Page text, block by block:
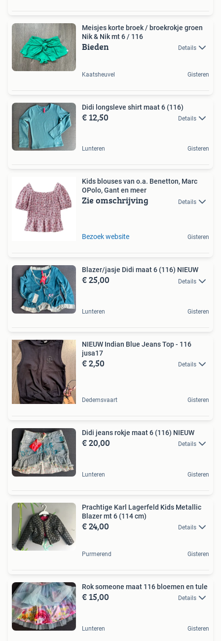
Meisjes korte broek / broekrokje groen
Nik & Nik mt 6 / 116
Bieden Details
Kaatsheuvel Gisteren
Didi longsleve shirt maat 6 (116)
€ 12,50 Details
Lunteren Gisteren
Kids blouses van o.a. Benetton, Marc
OPolo, Gant en meer
Zie omschrijving Details
Bezoek website Gisteren
Blazer/jasje Didi maat 6 (116) NIEUW
€ 25,00 Details
Lunteren Gisteren
NIEUW Indian Blue Jeans Top - 116
jusa17
€ 2,50 Details
Dedemsvaart Gisteren
Didi jeans rokje maat 6 (116) NIEUW
€ 20,00 Details
Lunteren Gisteren
Prachtige Karl Lagerfeld Kids Metallic
Blazer mt 6 (114 cm)
€ 24,00 Details
Purmerend Gisteren
Rok someone maat 116 bloemen en tule
€ 15,00 Details
Lunteren Gisteren